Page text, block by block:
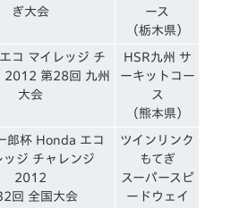
ぎ大会
ース
（栃木県）
コ マイレッジ チ
2012 第28回 九州
大会
HSR九州 サ
ーキットコー
ス
（熊本県）
郎杯 Honda エコ
ッジ チャレンジ
2012
回 全国大会
ツインリンク
もてぎ
スーパースピ
ードウェイ